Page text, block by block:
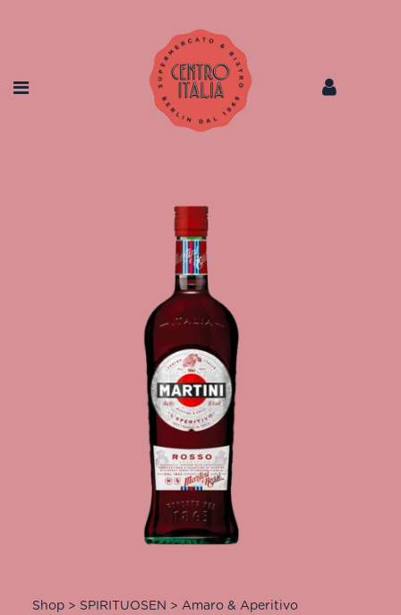
Shop> SPIRITUOSEN > Amaro & Aperitivo